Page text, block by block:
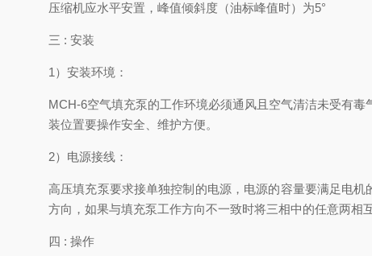
压缩机应水平安置，峰值倾斜度（油标峰值时）为5°
三 : 安装
1）安装环境：
MCH-6空气填充泵的工作环境必须通风且空气清洁未受有
装位置要操作安全、维护方便。
2）电源接线：
高压填充泵要求接单独控制的电源，电源的容量要满足电
方向，如果与填充泵工作方向不一致时将三相中的任意两相
四 : 操作